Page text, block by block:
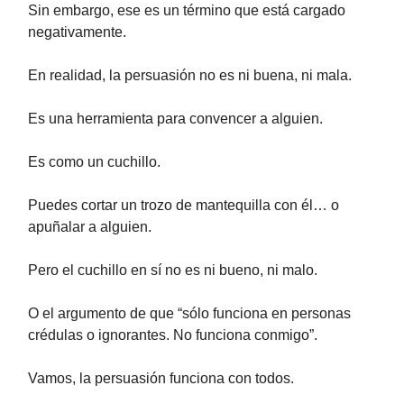
Sin embargo, ese es un término que está cargado
negativamente.
En realidad, la persuasión no es ni buena, ni mala.
Es una herramienta para convencer a alguien.
Es como un cuchillo.
Puedes cortar un trozo de mantequilla con él… o
apuñalar a alguien.
Pero el cuchillo en sí no es ni bueno, ni malo.
O el argumento de que “sólo funciona en personas
crédulas o ignorantes. No funciona conmigo”.
Vamos, la persuasión funciona con todos.